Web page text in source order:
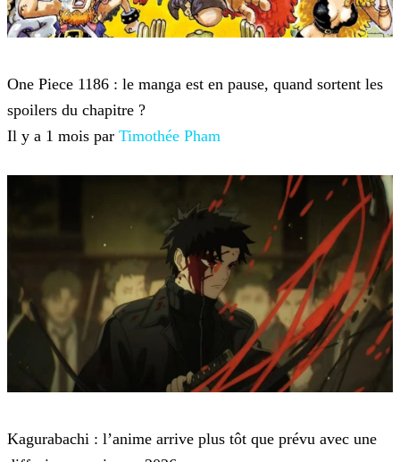
One Piece 1186 : le manga est en pause, quand sortent les
spoilers du chapitre ?
Il y a 1 mois par Timothée Pham
Kagurabachi : l’anime arrive plus tôt que prévu avec une